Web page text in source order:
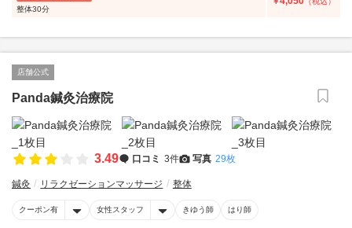
整体30分
店舗公式
Panda鍼灸治療院
3.49 口コミ 3件 写真 29枚
鍼灸 リラクゼーションマッサージ 整体
クーポン有 女性スタッフ きゆう師 はり師